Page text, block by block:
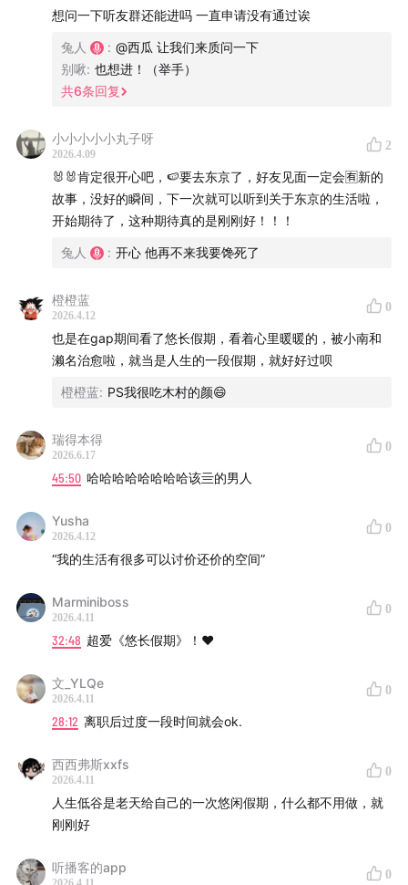
我的生活里充满了讨价还价的物品。
27:06 有些食物好吃，但有些食物刚好让人幸福。
一直想重温的片单，遇上了刚刚好的气氛。
樱花季，是需要很多刚好堆叠起来的完美时机。
主播：西瓜、兔人
Daniel Kaede - Meridian Sun
小瀬村晶 - On My Way Home
[.que] - rest
Furyl - 春日小径花园Spring Alley Garden
GSoul - Natural
微信群：小助手13135693385
商务联系：whatyouneedoffice
想问一下听友群还能进吗 一直申请没有通过诶
兔人 : @西瓜 让我们来质问一下
别啾: 也想进！（举手）
共6条回复
小小小小小丸子呀
2026.4.09
2
🐰🐰肯定很开心吧，🍉要去东京了，好友见面一定会🈶新的
故事，没好的瞬间，下一次就可以听到关于东京的生活啦，
开始期待了，这种期待真的是刚刚好！！！
兔人 : 开心 他再不来我要馋死了
橙橙蓝
2026.4.12
0
也是在gap期间看了悠长假期，看着心里暖暖的，被小南和
濑名治愈啦，就当是人生的一段假期，就好好过呗
橙橙蓝: PS我很吃木村的颜😄
瑞得本得
2026.6.17
0
45:50 哈哈哈哈哈哈哈哈该亖的男人
Yusha
2026.4.12
0
“我的生活有很多可以讨价还价的空间”
Marminiboss
2026.4.11
0
32:48 超爱《悠长假期》！❤️
文_YLQe
2026.4.11
0
28:12 离职后过度一段时间就会ok.
西西弗斯xxfs
2026.4.11
0
人生低谷是老天给自己的一次悠闲假期，什么都不用做，就
刚刚好
听播客的app 0